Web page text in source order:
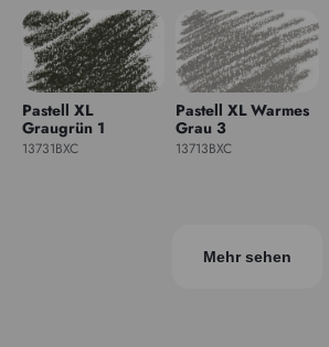
Pastell XL
Graugrün 1
13731BXC
Pastell XL Warmes
Grau 3
13713BXC
Mehr sehen